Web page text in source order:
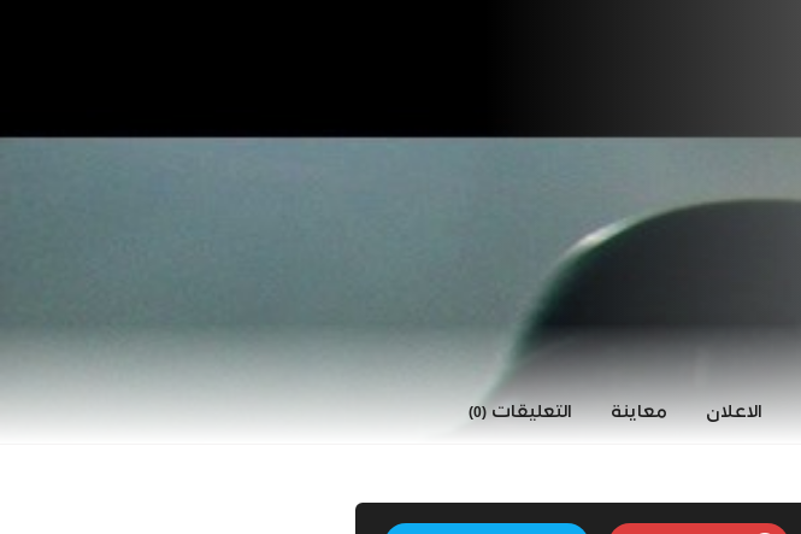
الاعلان معاينة التعليقات (0)